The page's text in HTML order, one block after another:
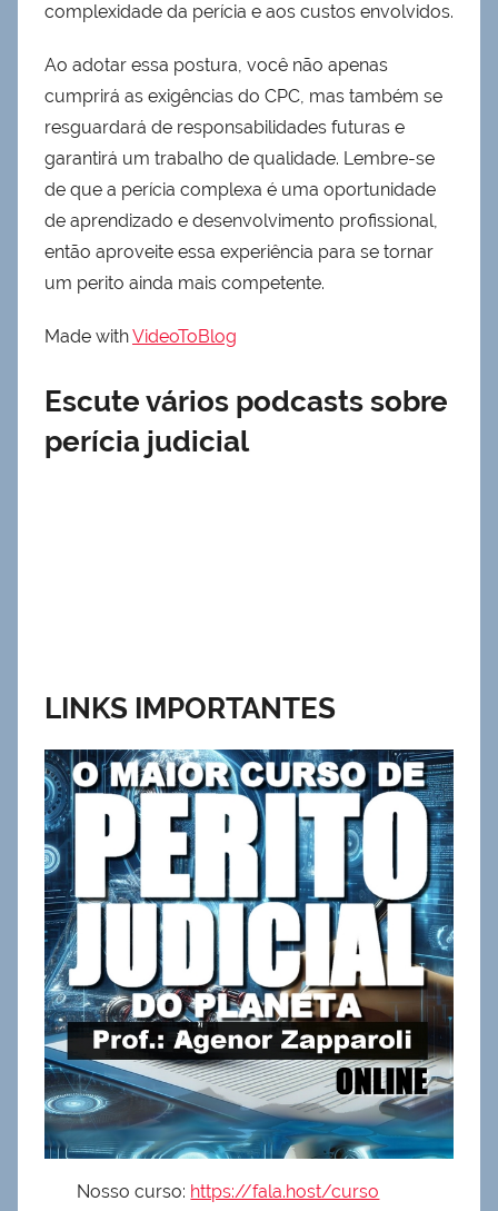
complexidade da perícia e aos custos envolvidos.
Ao adotar essa postura, você não apenas
cumprirá as exigências do CPC, mas também se
resguardará de responsabilidades futuras e
garantirá um trabalho de qualidade. Lembre-se
de que a perícia complexa é uma oportunidade
de aprendizado e desenvolvimento profissional,
então aproveite essa experiência para se tornar
um perito ainda mais competente.
Made withVideoToBlog
Escute vários podcasts sobre
perícia judicial
LINKS IMPORTANTES
Nosso curso: https://fala.host/curso